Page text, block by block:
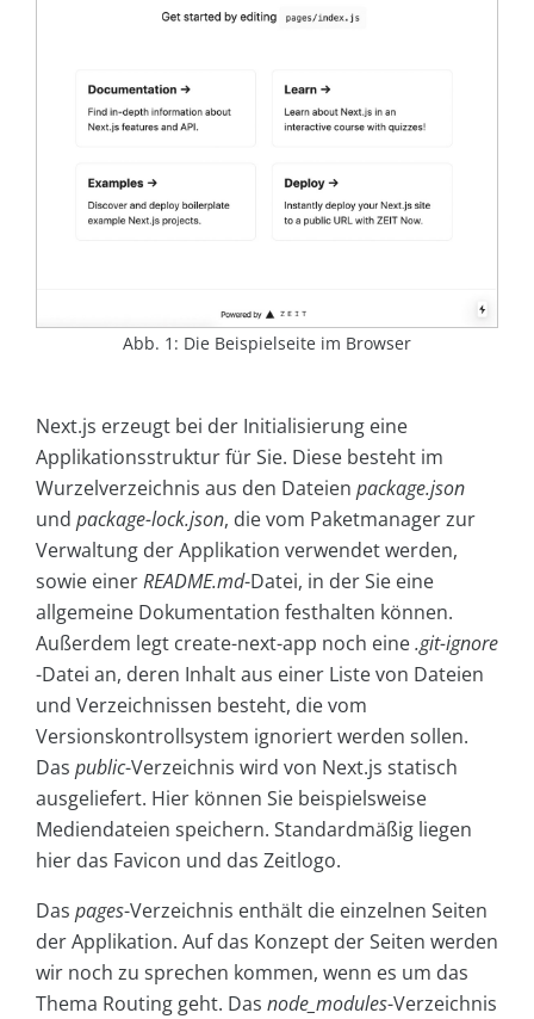
Abb. 1: Die Beispielseite im Browser
Next.js erzeugt bei der Initialisierung eine
Applikationsstruktur für Sie. Diese besteht im
Wurzelverzeichnis aus den Dateien package.json
und package-lock.json, die vom Paketmanager zur
Verwaltung der Applikation verwendet werden,
sowie einerREADME.md-Datei, in der Sie eine
allgemeine Dokumentation festhalten können.
Außerdem legt create-next-app noch eine.git-ignore
-Datei an, deren Inhalt aus einer Liste von Dateien
und Verzeichnissen besteht, die vom
Versionskontrollsystem ignoriert werden sollen.
Das public-Verzeichnis wird von Next.js statisch
ausgeliefert. Hier können Sie beispielsweise
Mediendateien speichern. Standardmäßig liegen
hier das Favicon und das Zeitlogo.
Das pages-Verzeichnis enthält die einzelnen Seiten
der Applikation. Auf das Konzept der Seiten werden
wir noch zu sprechen kommen, wenn es um das
Thema Routing geht. Das node_modules-Verzeichnis